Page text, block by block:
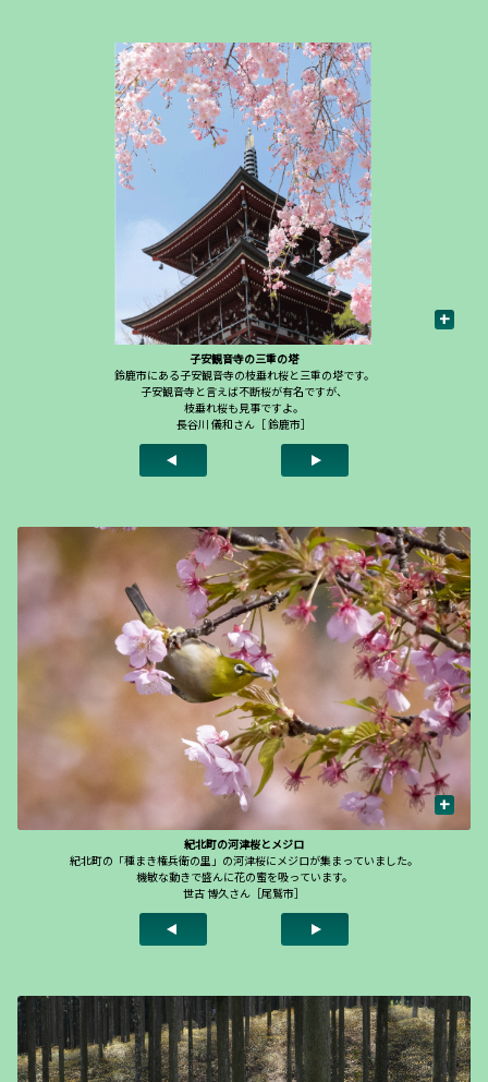
+
子安観音寺の三重の塔
鈴鹿市にある子安観音寺の枝垂れ桜と三重の塔です。
子安観音寺と言えば不断桜が有名ですが、
枝垂れ桜も見事ですよ。
長谷川 儀和さん［ 鈴鹿市］
+
紀北町の河津桜とメジロ
紀北町の「種まき権兵衛の里」の河津桜にメジロが集まっていました。
機敏な動きで盛んに花の蜜を吸っています。
世古 博久さん［尾鷲市］